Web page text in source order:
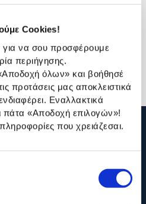
Cookies!
για να σου προσφέρουμε
περιήγησης.
όλων» και βοήθησέ
προτάσεις μας αποκλειστικά
Εναλλακτικά
πάτα «Αποδοχή επιλογών»!
που χρειάζεσαι.
44,90€
Προσθήκη